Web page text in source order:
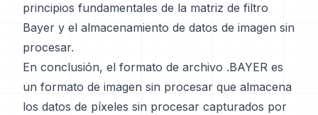
principios fundamentales de la matriz de filtro
Bayer y el almacenamiento de datos de imagen sin
procesar.
En conclusión, el formato de archivo .BAYER es
un formato de imagen sin procesar que almacena
los datos de píxeles sin procesar capturados por